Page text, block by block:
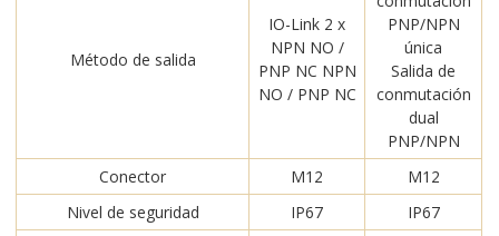
Método de salida
IO-Link 2 x
NPN NO /
PNP NC NPN
NO / PNP NC
PNP/NPN
única
Salida de
conmutación
dual
PNP/NPN
Conector
M12
M12
Nivel de seguridad
IP67 IP67